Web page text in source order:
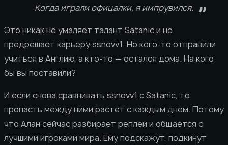
Когда играли офицалки, я импрувился.
Это никак не умаляет талант Satanic и не
предрешает карьеру ssnovv1. Но кого-то отправили
учиться в Англию, а кто-то — остался дома. На кого
бы вы поставили?
И если снова сравнивать ssnovv1 с Satanic, то
пропасть между ними растет с каждым днем. Потому
что Алан сейчас разбирает реплеи и общается с
лучшими игроками мира. Ему подскажут, подкинут